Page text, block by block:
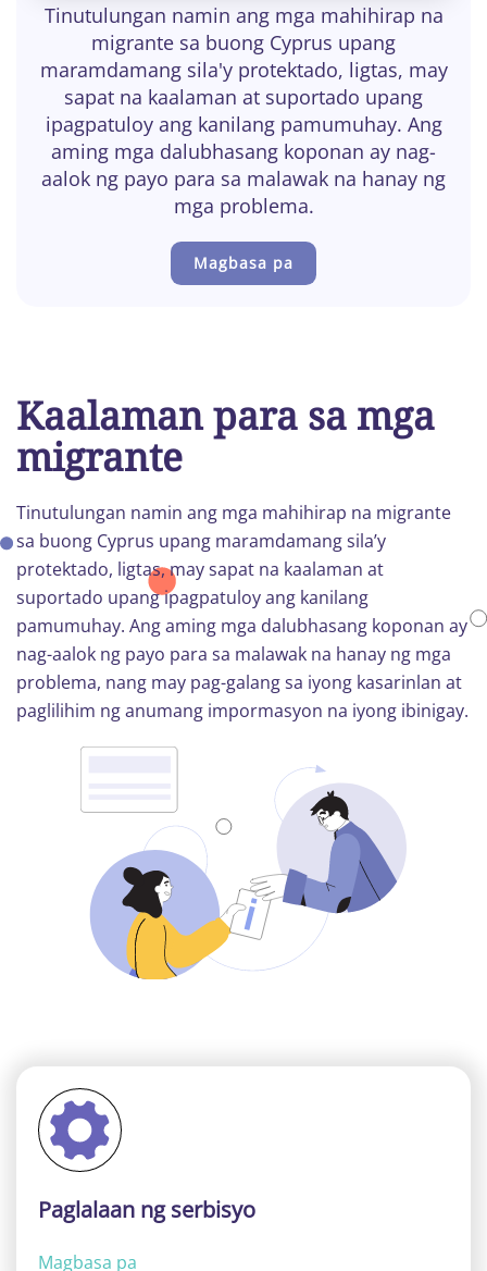
Tinutulungan namin ang mga mahihirap na
migrante sa buong Cyprus upang
maramdamang sila'y protektado, ligtas, may
sapat na kaalaman at suportado upang
ipagpatuloy ang kanilang pamumuhay. Ang
aming mga dalubhasang koponan ay nag-
aalok ng payo para sa malawak na hanay ng
mga problema.
Magbasa pa
Kaalaman para sa mga
migrante
Tinutulungan namin ang mga mahihirap na migrante
sa buong Cyprus upang maramdamang sila’y
protektado, ligtas, may sapat na kaalaman at
suportado upang ipagpatuloy ang kanilang
pamumuhay. Ang aming mga dalubhasang koponan ay
nag-aalok ng payo para sa malawak na hanay ng mga
problema, nang may pag-galang sa iyong kasarinlan at
paglilihim ng anumang impormasyon na iyong ibinigay.
Paglalaan ng serbisyo
Magbasa pa